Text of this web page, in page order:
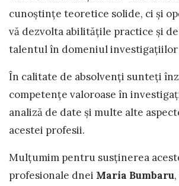
cunoștințe teoretice solide, ci și
vă dezvolta abilitățile practice și de
talentul în domeniul investigațiilor
În calitate de absolvenți sunteți
competențe valoroase în
analiză de date și multe alte
acestei profesii.
Mulţumim pentru susţinerea
profesionale dnei Maria Bumbaru,